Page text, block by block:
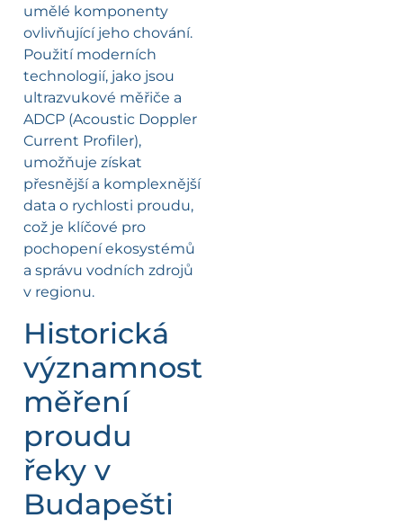
umělé komponenty
ovlivňující jeho chování.
Použití moderních
technologií, jako jsou
ultrazvukové měřiče a
ADCP (Acoustic Doppler
Current Profiler),
umožňuje získat
přesnější a komplexnější
data o rychlosti proudu,
což je klíčové pro
pochopení ekosystémů
a správu vodních zdrojů
v regionu.
Historická
významnost
měření
proudu
řeky v
Budapešti